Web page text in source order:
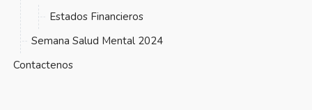
Estados Financieros
Semana Salud Mental 2024
Contactenos